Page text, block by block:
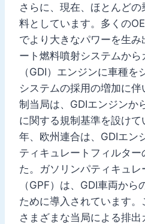
さらに、現在、ほとんど
料としています。多くの
でより大きなパワーを生
ート燃料噴射システムか
（GDI）エンジンに車種
システムの採用の増加に
制当局は、GDIエンジンか
に関する規制基準を設け
年、欧州連合は、GDIエン
ティキュレートフィルタ
た。ガソリンパティキュレ
（GPF）は、GDI車両か
ために導入されています
さまざまな当局による排出